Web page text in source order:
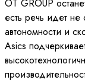
OT GROUP
есть речь идет
автономности и
Asics